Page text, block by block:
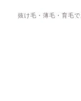
抜け毛・薄毛・育毛